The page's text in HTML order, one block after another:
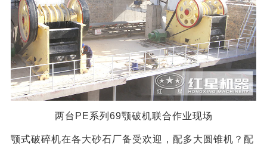
两台PE系列69颚破机联合作业现场
颚式破碎机在各大砂石厂备受欢迎，配多大圆锥机？配